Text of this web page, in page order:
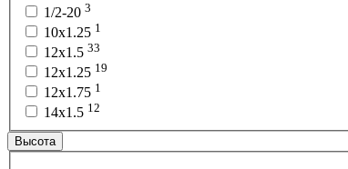
1/2-20 3
10x1.25 1
12x1.5 33
12x1.25 19
12x1.75 1
14x1.5 12
Высота